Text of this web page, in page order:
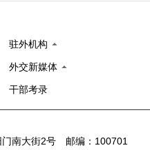
驻外机构
外交新媒体
干部考录
门南大街2号 邮编：100701